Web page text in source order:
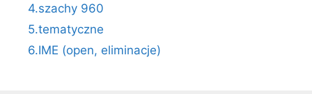
4.szachy 960
5.tematyczne
6.IME (open, eliminacje)